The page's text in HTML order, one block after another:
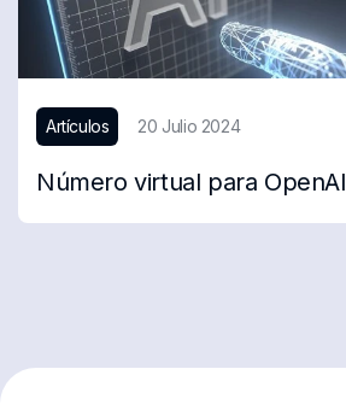
Artículos 20 Julio 2024
Número virtual para OpenAI